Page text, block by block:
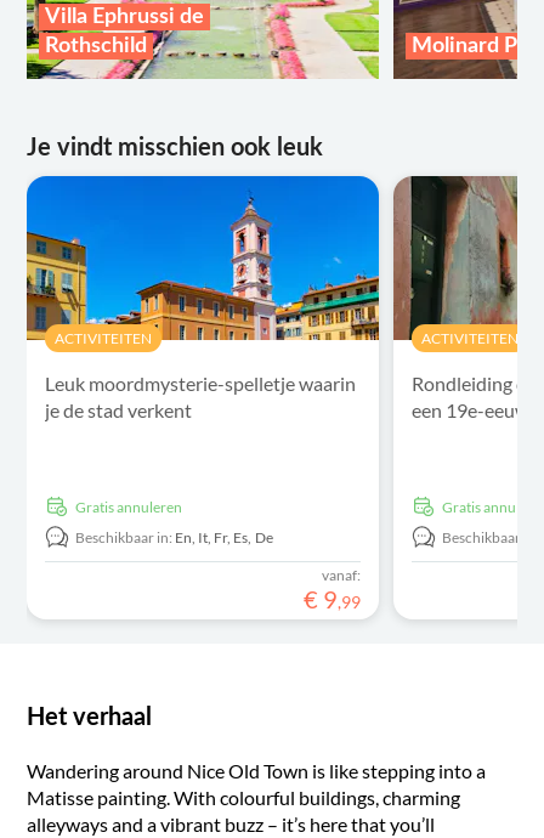
Villa Ephrussi de
Rothschild
Molinard
Je vindt misschien ook leuk
ACTIVITEITEN
Leuk moordmysterie-spelletje waarin
je de stad verkent
Gratis annuleren
Beschikbaar in: En, It, Fr, Es, De
vanaf:
€ 9,99
ACTIVITEITEN
Rondleiding
een 19e-
Gratis
Beschikbaar in:
Het verhaal
Wandering around Nice Old Town is like stepping into a
Matisse painting. With colourful buildings, charming
alleyways and a vibrant buzz – it’s here that you’ll